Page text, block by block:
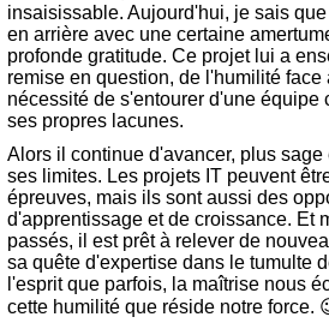
insaisissable. Aujourd'hui, je sais
en arrière avec une certaine
profonde gratitude. Ce projet lui a
remise en question, de l'humilité face
nécessité de s'entourer d'une équipe
ses propres lacunes.
Alors il continue d'avancer, plus
ses limites. Les projets IT peuvent
épreuves, mais ils sont aussi des
d'apprentissage et de croissance. Et
passés, il est prêt à relever de
sa quête d'expertise dans le tumulte
l'esprit que parfois, la maîtrise nous
cette humilité que réside notre force.